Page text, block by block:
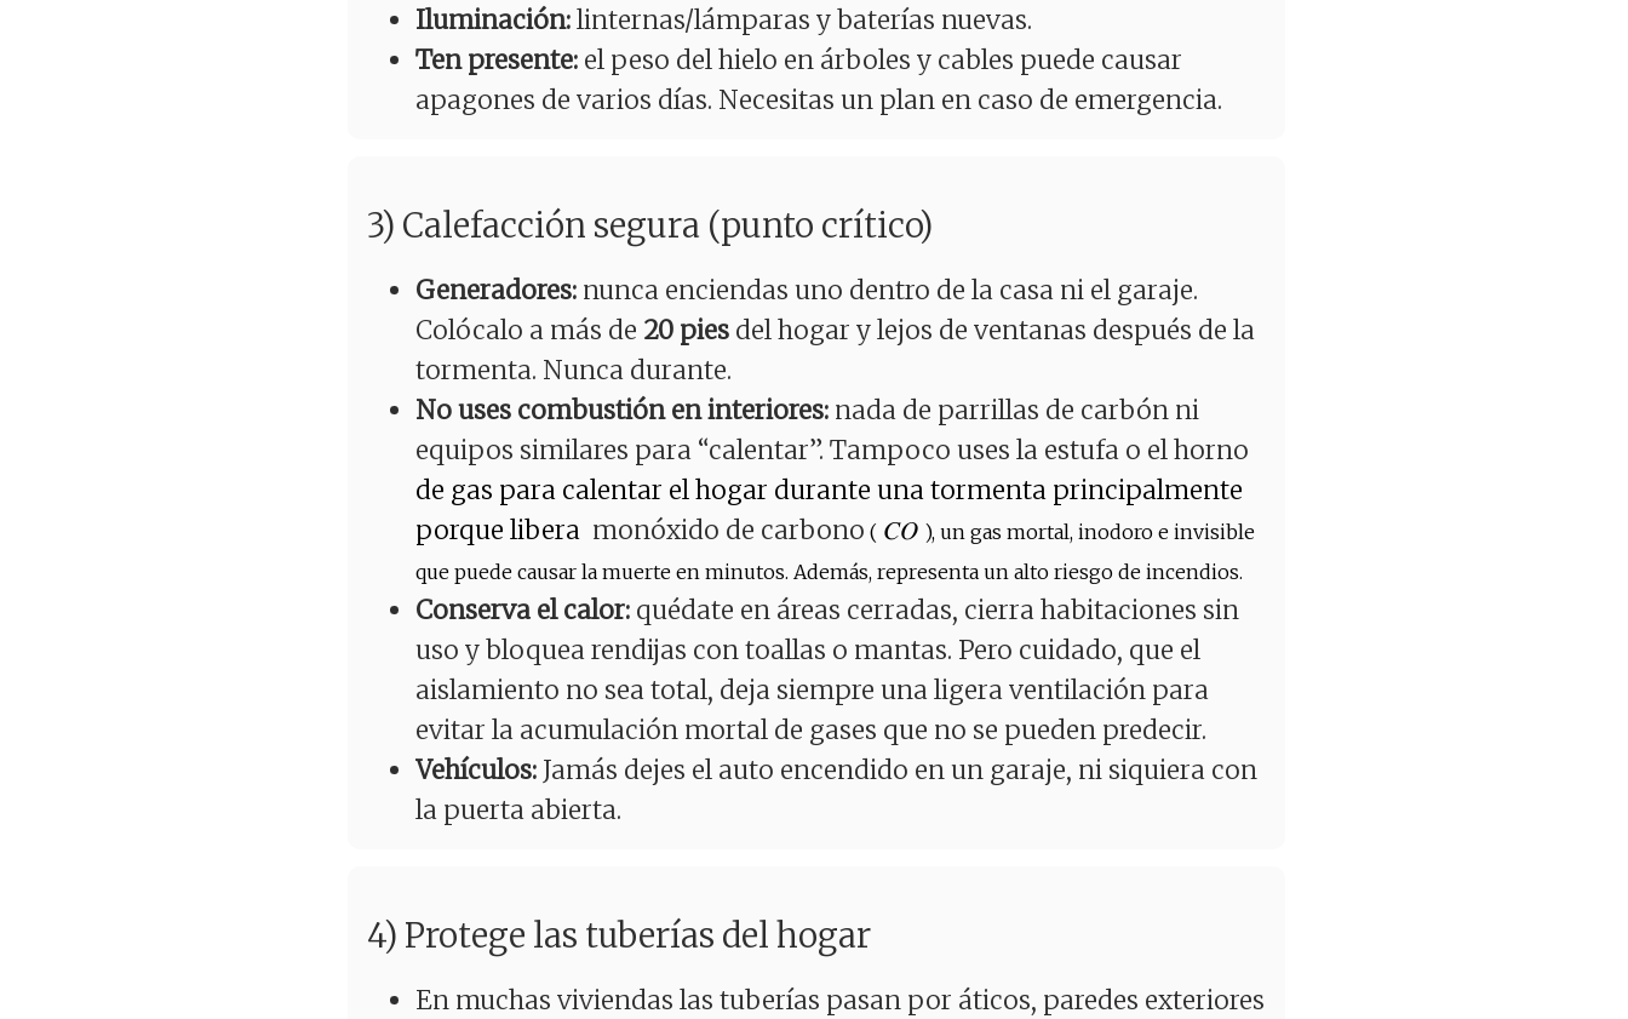
Iluminación:linternas/lámparas y baterías nuevas.
Ten presente: el peso del hielo en árboles y cables puede causar
apagones de varios días. Necesitas un plan en caso de emergencia.
3) Calefacción segura (punto crítico)
Generadores: nunca enciendas uno dentro de la casa ni el garaje.
Colócalo a más de 20 pies del hogar y lejos de ventanas después de la
tormenta. Nunca durante.
No uses combustión en interiores: nada de parrillas de carbón ni
equipos similares para “calentar”. Tampoco uses la estufa o el horno
de gas para calentar el hogar durante una tormenta principalmente
porque libera monóxido de carbono ( C
O
𝐶𝑂 ), un gas mortal, inodoro e invisible
que puede causar la muerte en minutos. Además, representa un alto riesgo de incendios.
Conserva el calor: quédate en áreas cerradas, cierra habitaciones sin
uso y bloquea rendijas con toallas o mantas. Pero cuidado, que el
aislamiento no sea total, deja siempre una ligera ventilación para
evitar la acumulación mortal de gases que no se pueden predecir.
Vehículos: Jamás dejes el auto encendido en un garaje, ni siquiera con
la puerta abierta.
4) Protege las tuberías del hogar
En muchas viviendas las tuberías pasan por áticos, paredes exteriores